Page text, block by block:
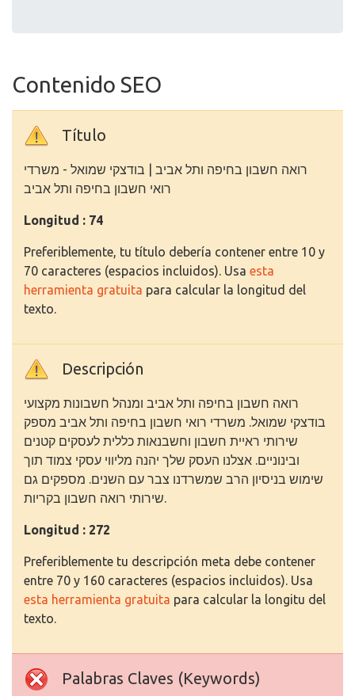
Contenido SEO
Título
רואה חשבון בחיפה ותל אביב | בודצקי שמואל - משרדי
רואי חשבון בחיפה ותל אביב
Longitud : 74
Preferiblemente, tu título debería contener entre 10 y
70 caracteres (espacios incluidos). Usa esta
herramienta gratuita para calcular la longitud del
texto.
Descripción
רואה חשבון בחיפה ותל אביב ומנהל חשבונות מקצועי
בודצקי שמואל. משרדי רואי חשבון בחיפה ותל אביב מספק
שירותי ראיית חשבון וחשבנאות כללית לעסקים קטנים
ובינוניים. אצלנו העסק שלך יהנה מליווי עסקי צמוד תוך
שימוש בניסיון הרב שמשרדנו צבר עם השנים. מספקים גם
שירותי רואה חשבון בקריות.
Longitud : 272
Preferiblemente tu descripción meta debe contener
entre 70 y 160 caracteres (espacios incluidos). Usa
esta herramienta gratuita para calcular la longitu del
texto.
Palabras Claves (Keywords)